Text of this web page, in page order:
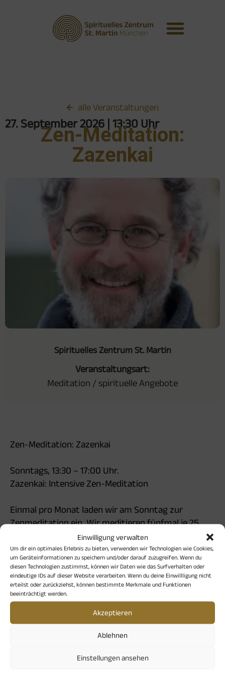
Einwilligung verwalten
Um dir ein optimales Erlebnis zu bieten, verwenden wir Technologien wie Cookies,
um Geräteinformationen zu speichern und/oder darauf zuzugreifen. Wenn du
diesen Technologien zustimmst, können wir Daten wie das Surfverhalten oder
eindeutige IDs auf dieser Website verarbeiten. Wenn du deine Einwillligung nicht
erteilst oder zurückziehst, können bestimmte Merkmale und Funktionen
beeinträchtigt werden.
Akzeptieren
Ablehnen
Einstellungen ansehen
alle Veranstaltungen
27. September 2026 | 13:30 Uhr
Zen-Meditation:
Zazenkai
Spirituelles Zentrum St. Martin
Veranstaltungsart:
Meditation / spirituelle Angebote
Zen-Meditation: Zazenkai
Sonntags, 13:30 – 17:00 Uhr.
Zazenkai: Intensive Zen-Meditation
Einmal pro Monat laden wir am Sonntag zur
Zenmeditation ein. Wir meditieren fünfmal je 25
Minuten im Schweigen. Dazwischen gibt es kurze
Gehmeditationen und nach der dritten Runde eine
länge Teepause und einen kurzen Vortrag.
Einzelgespräche werden angeboten. Am Ende
rezitieren wir kurze Zentexte. Wir bitten um eine
Anmeldung unter https://zen-
herzgrundschule.de/zazenkai.html .
Neueinsteiger sind willkommen.
Die Meditationen am Mittwoch sind für Anfänger
besser geeignet. Anfänger und Neueinsteiger